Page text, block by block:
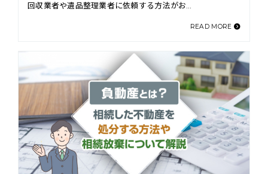
回収業者や遺品整理業者に依頼する方法がお…
READ MORE